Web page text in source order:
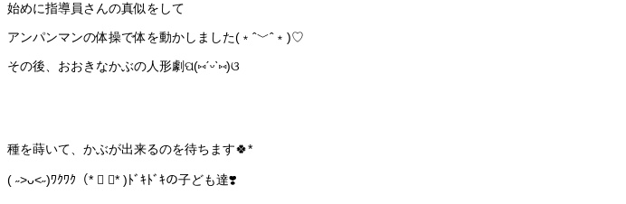
始めに指導員さんの真似をして
アンパンマンの体操で体を動かしました(﹡ˆ﹀ˆ﹡)♡
その後、おおきなかぶの人形劇ପ(⑅ˊᵕˋ⑅)ଓ
種を蒔いて、かぶが出来るのを待ちます🍀*
( ˶>ᴗ<˶)ﾜｸﾜｸ（* ॑ ॑* )ﾄﾞｷﾄﾞｷの子ども達❣️